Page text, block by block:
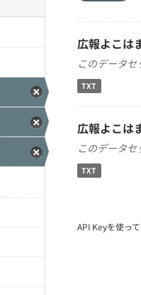
広報よこは
このデータ
TXT
広報よこは
このデータ
TXT
API Keyを使っ